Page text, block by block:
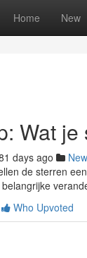
Home New
Wat
days ago
de sterren
Who Upvoted